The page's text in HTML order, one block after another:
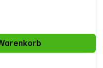
Wert ein